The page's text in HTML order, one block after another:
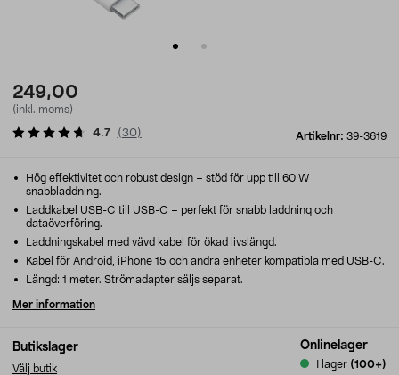
249,00
(inkl. moms)
Artikelnr: 39-3619
4.7 (30)
Butikslager
Välj butik
Onlinelager
I lager (100+)
Hög effektivitet och robust design – stöd för upp till 60 W
snabbladdning.
Laddkabel USB-C till USB-C – perfekt för snabb laddning och
dataöverföring.
Laddningskabel med vävd kabel för ökad livslängd.
Kabel för Android, iPhone 15 och andra enheter kompatibla med USB-C.
Längd: 1 meter. Strömadapter säljs separat.
Mer information